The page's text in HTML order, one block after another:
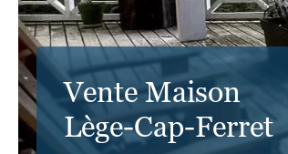
Vente Maison
Lège-Cap-Ferret